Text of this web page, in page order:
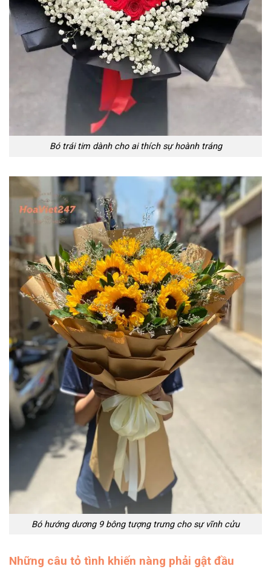
Bó trái tim dành cho ai thích sự hoành tráng
Bó hướng dương 9 bông tượng trưng cho sự vĩnh cửu
Những câu tỏ tình khiến nàng phải gật đầu